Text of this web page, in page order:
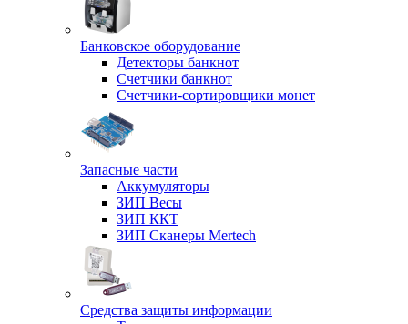
Банковское оборудование
Детекторы банкнот
Счетчики банкнот
Счетчики-сортировщики монет
Запасные части
Аккумуляторы
ЗИП Весы
ЗИП ККТ
ЗИП Сканеры Mertech
Средства защиты информации